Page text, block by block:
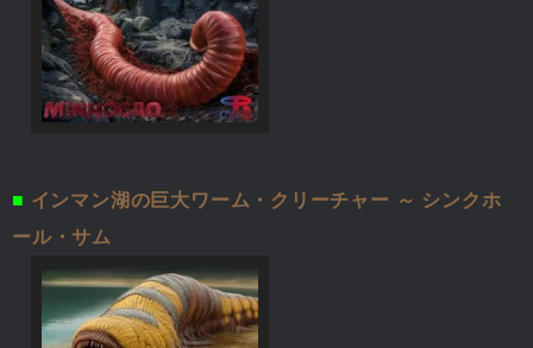
■ インマン湖の巨大ワーム・クリーチャー ～ シンクホ
ール・サム